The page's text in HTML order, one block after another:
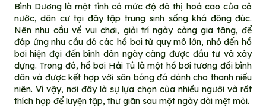
Bình Dương là một tỉnh có mức độ đô thị hoá cao của cả
nước, dân cư tại đây tập trung sinh sống khá đông đúc.
Nên nhu cầu về vui chơi, giải trí ngày càng gia tăng, để
đáp ứng nhu cầu đó các hồ bơi từ quy mô lớn, nhỏ đến hồ
bơi hiện đại đến bình dân ngày càng được đầu tư và xây
dựng. Trong đó, hồ bơi Hải Tú là một hồ bơi tương đối bình
dân và được kết hợp với sân bóng đá dành cho thanh niếu
niên. Vì vậy, nơi đây là sự lựa chọn của nhiều người và rất
thích hợp để luyện tập, thư giãn sau một ngày dài mệt mỏi.